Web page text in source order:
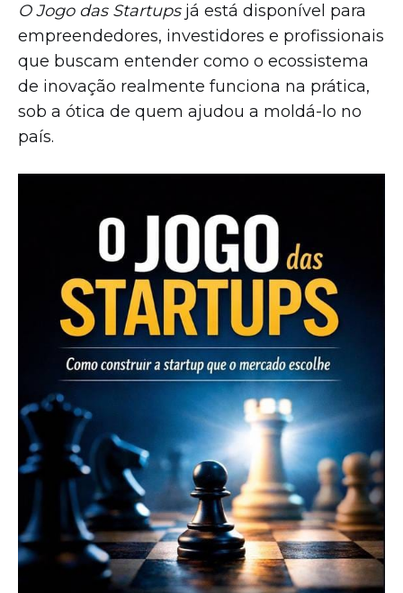
O Jogo das Startupsjá está disponível para
empreendedores, investidores e profissionais
que buscam entender como o ecossistema
de inovação realmente funciona na prática,
sob a ótica de quem ajudou a moldá-lo no
país.